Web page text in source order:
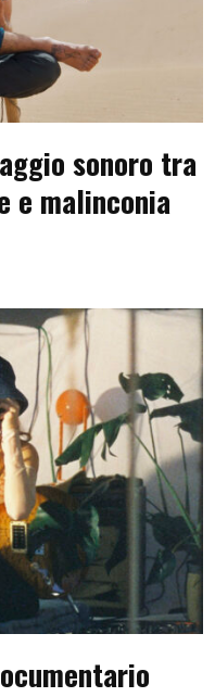
sonoro tra
e malinconia